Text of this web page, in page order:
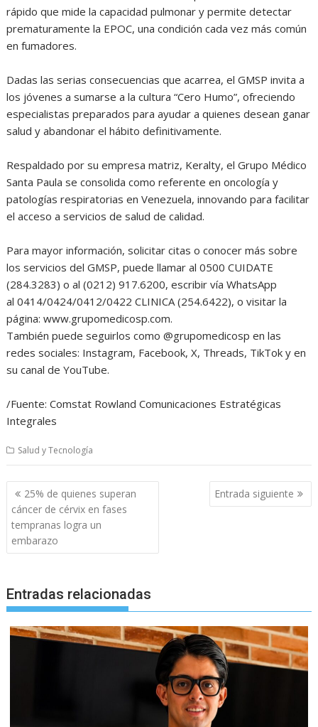
rápido que mide la capacidad pulmonar y permite detectar
prematuramente la EPOC, una condición cada vez más común
en fumadores.
Dadas las serias consecuencias que acarrea, el GMSP invita a
los jóvenes a sumarse a la cultura “Cero Humo”, ofreciendo
especialistas preparados para ayudar a quienes desean ganar
salud y abandonar el hábito definitivamente.
Respaldado por su empresa matriz, Keralty, el Grupo Médico
Santa Paula se consolida como referente en oncología y
patologías respiratorias en Venezuela, innovando para facilitar
el acceso a servicios de salud de calidad.
Para mayor información, solicitar citas o conocer más sobre
los servicios del GMSP, puede llamar al 0500 CUIDATE
(284.3283) o al (0212) 917.6200, escribir vía WhatsApp
al 0414/0424/0412/0422 CLINICA (254.6422), o visitar la
página: www.grupomedicosp.com.
También puede seguirlos como @grupomedicosp en las
redes sociales: Instagram, Facebook, X, Threads, TikTok y en
su canal de YouTube.
/Fuente: Comstat Rowland Comunicaciones Estratégicas
Integrales
Salud y Tecnología
Navegación
de
entradas
25% de quienes superan
cáncer de cérvix en fases
tempranas logra un
embarazo
Entrada siguiente
Entradas relacionadas